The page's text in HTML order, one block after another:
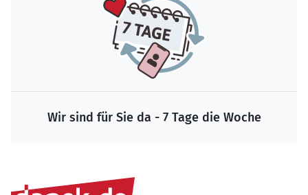
Wir sind für Sie da - 7 Tage die Woche